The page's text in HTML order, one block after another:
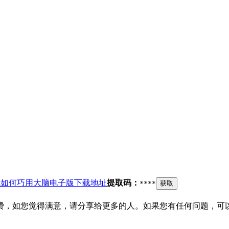
何巧用大脑电子版下载地址提取码： **** 获取
如您觉得满意，请分享给更多的人。如果您有任何问题，可